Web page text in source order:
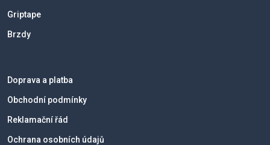
Griptape
Brzdy
Doprava a platba
Obchodní podmínky
Reklamační řád
Ochrana osobních údajů